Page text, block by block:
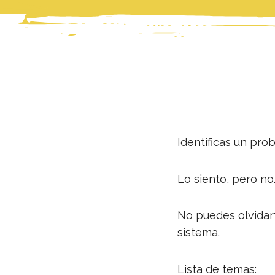
Identificas un
Lo siento, pero no.
No puedes
sistema.
Lista de temas: